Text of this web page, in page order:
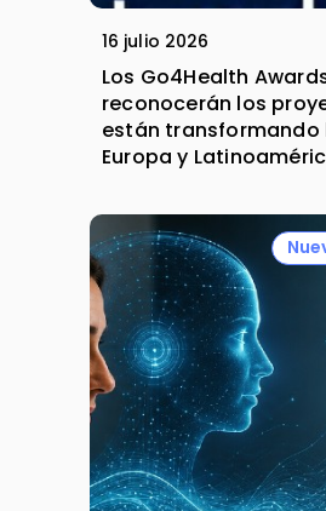
16 julio 2026
Los Go4Health
reconocerán los
están transformando
Europa y